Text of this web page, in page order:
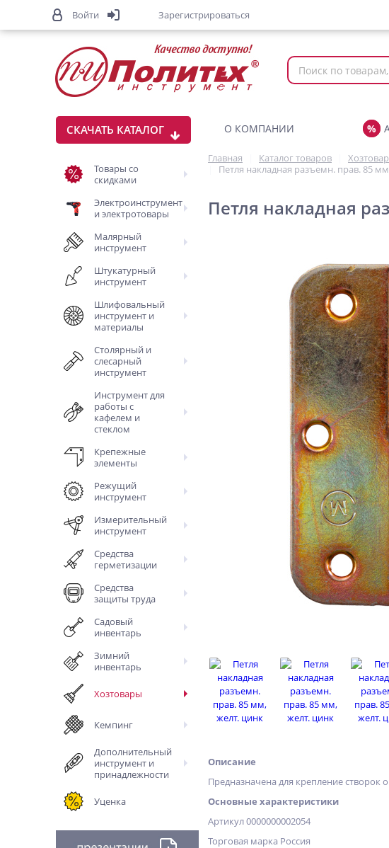
СКАЧАТЬ КАТАЛОГ
Товары со
скидками
Электроинструмент
и электротовары
Малярный
инструмент
Штукатурный
инструмент
Шлифовальный
инструмент и
материалы
Столярный и
слесарный
инструмент
Инструмент для
работы с
кафелем и
стеклом
Крепежные
элементы
Режущий
инструмент
Измерительный
инструмент
Средства
герметизации
Средства
защиты труда
Садовый
инвентарь
Зимний
инвентарь
Хозтовары
Кемпинг
Дополнительный
инструмент и
принадлежности
Уценка
О КОМПАНИИ
Главная Каталог товаров
Петля накладная разъемн. прав. 85
Петля накладная
Описание
Предназначена для крепление створок
Основные характеристики
Артикул 0000000002054
Торговая марка Россия
Войти Зарегистрироваться